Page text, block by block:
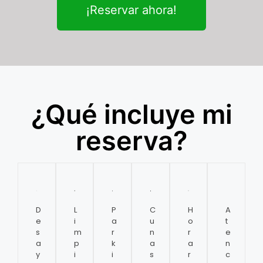
¡Reservar ahora!
¿Qué incluye mi
reserva?
D
e
s
a
y
L
i
m
p
i
P
a
r
k
i
C
u
n
a
s
H
o
r
a
r
A
t
e
n
c